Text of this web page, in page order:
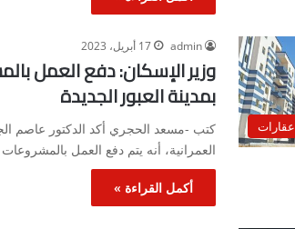
عقارات
admin 17 أبريل، 2023
وزير الإسكان: دفع العمل
بمدينة العبور الجديدة
كتب -مسعد الحجري أكد الدكتور عاصم
العمرانية، أنه يتم دفع العمل
أكمل القراءة »